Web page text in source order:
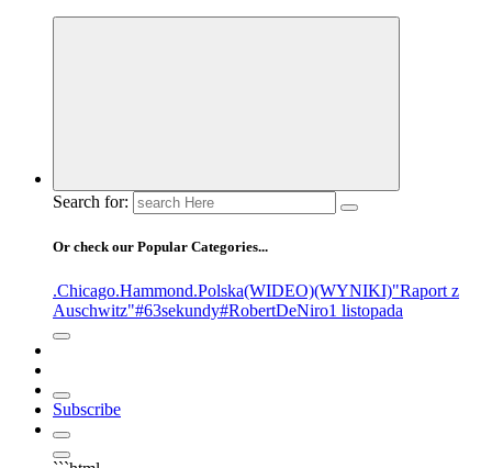
Search for:
Or check our Popular Categories...
.Chicago.Hammond.Polska(WIDEO)(WYNIKI)"Raport z
Auschwitz"#63sekundy#RobertDeNiro1 listopada
Subscribe